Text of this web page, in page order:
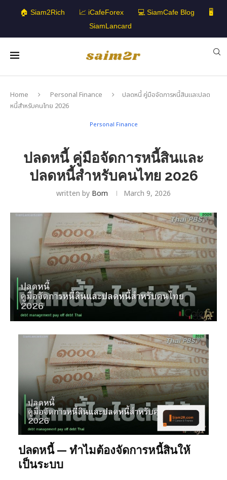
🏠 Siam2Rich 📈 iCafeForex 💻 SiamCafe Blog
🖥️
SiamLancard
Home Personal Finance
ปลดหนี้ คู่มือจัดการหนี้สินและปลด
หนี้สำหรับคนไทย 2026
Personal Finance
ปลดหนี้ คู่มือจัดการหนี้สินและ
ปลดหนี้สำหรับคนไทย 2026
written by Bom March 9, 2026
ปลดหนี้ — ทำไมต้องจัดการหนี้สินให้
เป็นระบบ